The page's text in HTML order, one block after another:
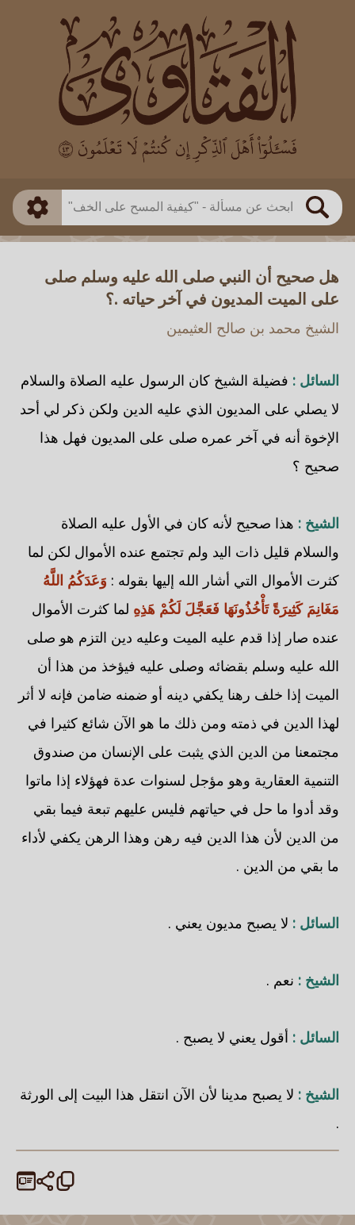
بحث
العالم
بن باز
بن العثيمين
اللجنة الدائمة
طريقة البحث
ذكي
هل صحيح أن النبي صلى الله عليه وسلم صلى
على الميت المديون في آخر حياته .؟
الشيخ محمد بن صالح العثيمين
السائل : فضيلة الشيخ كان الرسول عليه الصلاة والسلام
لا يصلي على المديون الذي عليه الدين ولكن ذكر لي أحد
الإخوة أنه في آخر عمره صلى على المديون فهل هذا
صحيح ؟
الشيخ : هذا صحيح لأنه كان في الأول عليه الصلاة
والسلام قليل ذات اليد ولم تجتمع عنده الأموال لكن لما
كثرت الأموال التي أشار الله إليها بقوله : وَعَدَكُمُ اللَّهُ
مَغَانِمَ كَثِيرَةً تَأْخُذُونَهَا فَعَجَّلَ لَكُمْ هَذِهِ لما كثرت الأموال
عنده صار إذا قدم عليه الميت وعليه دين التزم هو صلى
الله عليه وسلم بقضائه وصلى عليه فيؤخذ من هذا أن
الميت إذا خلف رهنا يكفي دينه أو ضمنه ضامن فإنه لا أثر
لهذا الدين في ذمته ومن ذلك ما هو الآن شائع كثيرا في
مجتمعنا من الدين الذي يثبت على الإنسان من صندوق
التنمية العقارية وهو مؤجل لسنوات عدة فهؤلاء إذا ماتوا
وقد أدوا ما حل في حياتهم فليس عليهم تبعة فيما بقي
من الدين لأن هذا الدين فيه رهن وهذا الرهن يكفي لأداء
ما بقي من الدين .
السائل : لا يصبح مديون يعني .
الشيخ : نعم .
السائل : أقول يعني لا يصبح .
الشيخ : لا يصبح مدينا لأن الآن انتقل هذا البيت إلى الورثة
.